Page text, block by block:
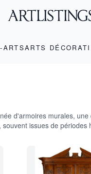
ARTSARTS
d'armoires murales,
issues de